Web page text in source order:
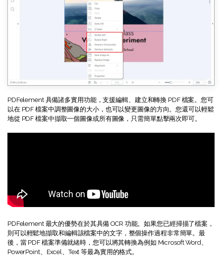
PDFelement 具備諸多實用功能，支援編輯、建立和轉換 PDF 檔案。您可
以在 PDF 檔案中調整圖像的大小，也可以變更圖像的方向。您還可以輕鬆
地從 PDF 檔案中擷取一個圖像或所有圖像，只需簡單點擊兩次即可。
PDFelement 最大的優勢在於其具備 OCR 功能。如果您已經掃描了檔案，
則可以輕鬆地擷取和編輯該檔案中的文字，整個操作過程非常簡單。最
後，當 PDF 檔案準備就緒時，您可以將其轉換為例如 Microsoft Word、
PowerPoint、Excel、Text 等最為實用的格式。